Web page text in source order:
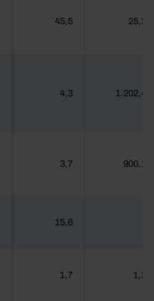
45,5 25,2
4,3 1.202,4
3,7 900,1
15,6
1,7 1,3